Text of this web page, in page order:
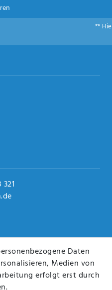
**
Daten
Medien von
erfolgt erst durch